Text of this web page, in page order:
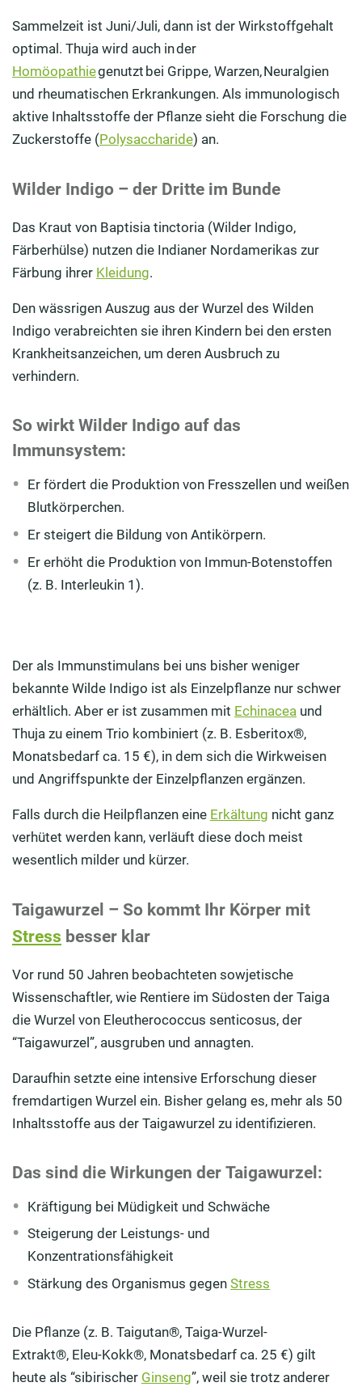
Sammelzeit ist Juni/Juli, dann ist der Wirkstoffgehalt
optimal. Thuja wird auch in der
Homöopathiegenutzt bei Grippe, Warzen, Neuralgien
und rheumatischen Erkrankungen. Als immunologisch
aktive Inhaltsstoffe der Pflanze sieht die Forschung die
Zuckerstoffe (Polysaccharide) an.
Wilder Indigo – der Dritte im Bunde
Das Kraut von Baptisia tinctoria (Wilder Indigo,
Färberhülse) nutzen die Indianer Nordamerikas zur
Färbung ihrer Kleidung.
Den wässrigen Auszug aus der Wurzel des Wilden
Indigo verabreichten sie ihren Kindern bei den ersten
Krankheitsanzeichen, um deren Ausbruch zu
verhindern.
So wirkt Wilder Indigo auf das
Immunsystem:
Er fördert die Produktion von Fresszellen und weißen
Blutkörperchen.
Er steigert die Bildung von Antikörpern.
Er erhöht die Produktion von Immun-Botenstoffen
(z. B. Interleukin 1).
Der als Immunstimulans bei uns bisher weniger
bekannte Wilde Indigo ist als Einzelpflanze nur schwer
erhältlich. Aber er ist zusammen mit Echinacea und
Thuja zu einem Trio kombiniert (z. B. Esberitox®,
Monatsbedarf ca. 15 €), in dem sich die Wirkweisen
und Angriffspunkte der Einzelpflanzen ergänzen.
Falls durch die Heilpflanzen eine Erkältung nicht ganz
verhütet werden kann, verläuft diese doch meist
wesentlich milder und kürzer.
Taigawurzel – So kommt Ihr Körper mit
Stress besser klar
Vor rund 50 Jahren beobachteten sowjetische
Wissenschaftler, wie Rentiere im Südosten der Taiga
die Wurzel von Eleutherococcus senticosus, der
“Taigawurzel”, ausgruben und annagten.
Daraufhin setzte eine intensive Erforschung dieser
fremdartigen Wurzel ein. Bisher gelang es, mehr als 50
Inhaltsstoffe aus der Taigawurzel zu identifizieren.
Das sind die Wirkungen der Taigawurzel:
Kräftigung bei Müdigkeit und Schwäche
Steigerung der Leistungs- und
Konzentrationsfähigkeit
Stärkung des Organismus gegenStress
Die Pflanze (z. B. Taigutan®, Taiga-Wurzel-
Extrakt®, Eleu-Kokk®, Monatsbedarf ca. 25 €) gilt
heute als “sibirischer Ginseng”, weil sie trotz anderer